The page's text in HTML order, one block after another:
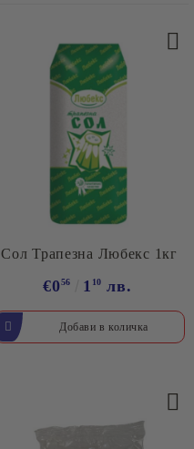
Сол Трапезна Любекс 1кг
€056 1 10 лв.